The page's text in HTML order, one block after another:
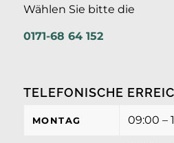
Wählen Sie bitte die
0171-68 64 152
TELEFONISCHE
MONTAG 09:00 –